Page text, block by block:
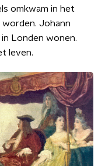
omkwam in het
Johann
Londen wonen.
leven.